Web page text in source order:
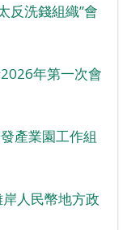
反洗錢組織”會
年第一次會
產業園工作組
人民幣地方政